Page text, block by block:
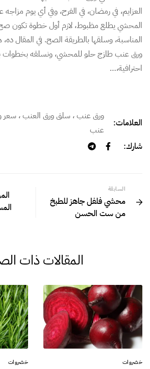
العزايم، في رمضان، في الفرح، وفي أي يوم
المحشي يطلع مظبوط، لازم أول خطوة تكون صح:
المناسبة، وسلقها بالطريقة الصح. في المقال
ورق عنب طازج حلو للمحشي، ونسلقه بخطوات
احترافية،…
العلامات:
ورق عنب ، سلق ورق العنب ، سعر
عنب
شارك:
السابقة
محشي فلفل جاهز للطبخ
من ست الحسن
المقالات ذات
خضروات خضروات